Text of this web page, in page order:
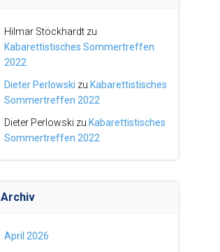
Hilmar Stöckhardtzu
Kabarettistisches Sommertreffen
2022
Dieter Perlowski zu Kabarettistisches
Sommertreffen 2022
Dieter Perlowski zu Kabarettistisches
Sommertreffen 2022
Archiv
April 2026